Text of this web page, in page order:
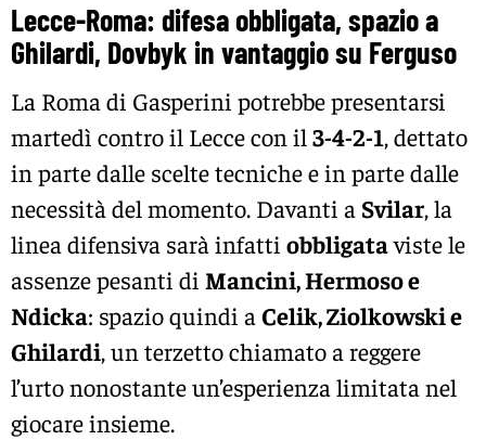
Lecce-Roma: difesa obbligata, spazio a
Ghilardi, Dovbyk in vantaggio su Ferguso
La Roma di Gasperini potrebbe presentarsi
martedì contro il Lecce con il 3-4-2-1, dettato
in parte dalle scelte tecniche e in parte dalle
necessità del momento. Davanti a Svilar, la
linea difensiva sarà infatti obbligataviste le
assenze pesanti di Mancini, Hermoso e
Ndicka: spazio quindi a Celik, Ziolkowski e
Ghilardi, un terzetto chiamato a reggere
l’urto nonostante un’esperienza limitata nel
giocare insieme.